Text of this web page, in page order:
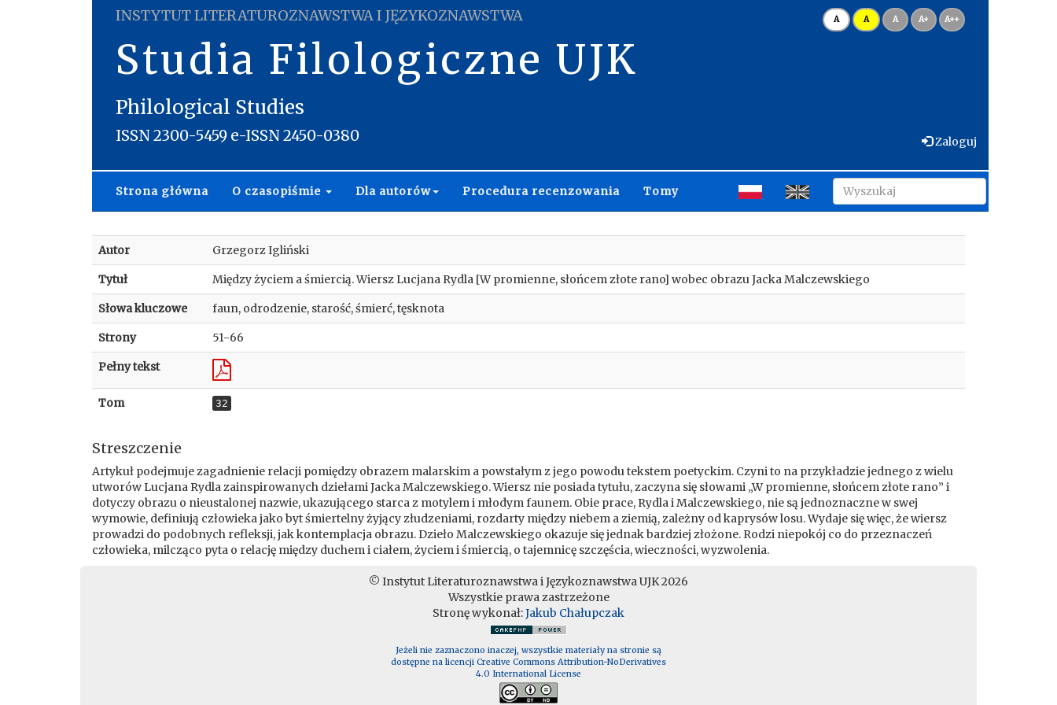
INSTYTUT LITERATUROZNAWSTWA I JĘZYKOZNAWSTWA
Studia Filologiczne UJK
Philological Studies
ISSN 2300-5459 e-ISSN 2450-0380
A A A A+ A++
Zaloguj
Strona główna O czasopiśmie Dla autorów Procedura recenzowania Tomy
Autor Grzegorz Igliński
Tytuł Między życiem a śmiercią. Wiersz Lucjana Rydla [W promienne, słońcem złote rano] wobec obrazu Jacka Malczewskiego
Słowa kluczowe faun, odrodzenie, starość, śmierć, tęsknota
Strony 51-66
Pełny tekst
Tom 32
Streszczenie
Artykuł podejmuje zagadnienie relacji pomiędzy obrazem malarskim a powstałym z jego powodu tekstem poetyckim. Czyni to na przykładzie jednego z wielu
utworów Lucjana Rydla zainspirowanych dziełami Jacka Malczewskiego. Wiersz nie posiada tytułu, zaczyna się słowami „W promienne, słońcem złote rano” i
dotyczy obrazu o nieustalonej nazwie, ukazującego starca z motylem i młodym faunem. Obie prace, Rydla i Malczewskiego, nie są jednoznaczne w swej
wymowie, definiują człowieka jako byt śmiertelny żyjący złudzeniami, rozdarty między niebem a ziemią, zależny od kaprysów losu. Wydaje się więc, że wiersz
prowadzi do podobnych refleksji, jak kontemplacja obrazu. Dzieło Malczewskiego okazuje się jednak bardziej złożone. Rodzi niepokój co do przeznaczeń
człowieka, milcząco pyta o relację między duchem i ciałem, życiem i śmiercią, o tajemnicę szczęścia, wieczności, wyzwolenia.
© Instytut Literaturoznawstwa i Językoznawstwa UJK 2026
Wszystkie prawa zastrzeżone
Stronę wykonał:Jakub Chałupczak
Jeżeli nie zaznaczono inaczej, wszystkie materiały na stronie są
dostępne na licencji Creative Commons Attribution-NoDerivatives
4.0 International License